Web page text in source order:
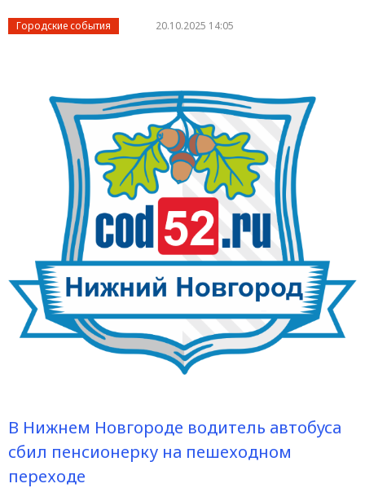
Городские события 20.10.2025 14:05
В Нижнем Новгороде водитель автобуса
сбил пенсионерку на пешеходном
переходе